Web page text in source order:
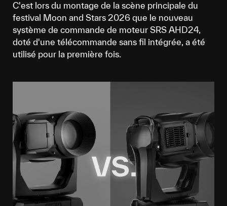
C'est lors du montage de la scène principale du
festival Moon and Stars 2026 que le nouveau
système de commande de moteur SRS AHD24,
doté d'une télécommande sans fil intégrée, a été
utilisé pour la première fois.